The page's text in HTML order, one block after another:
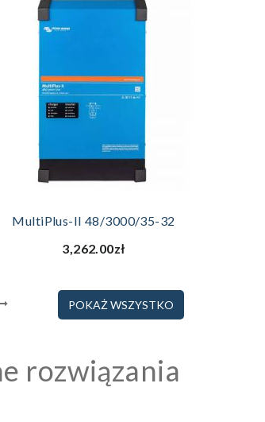
MultiPlus-II 48/3000/35-32
3,262.00zł
POKAŻ WSZYSTKO
rozwiązania